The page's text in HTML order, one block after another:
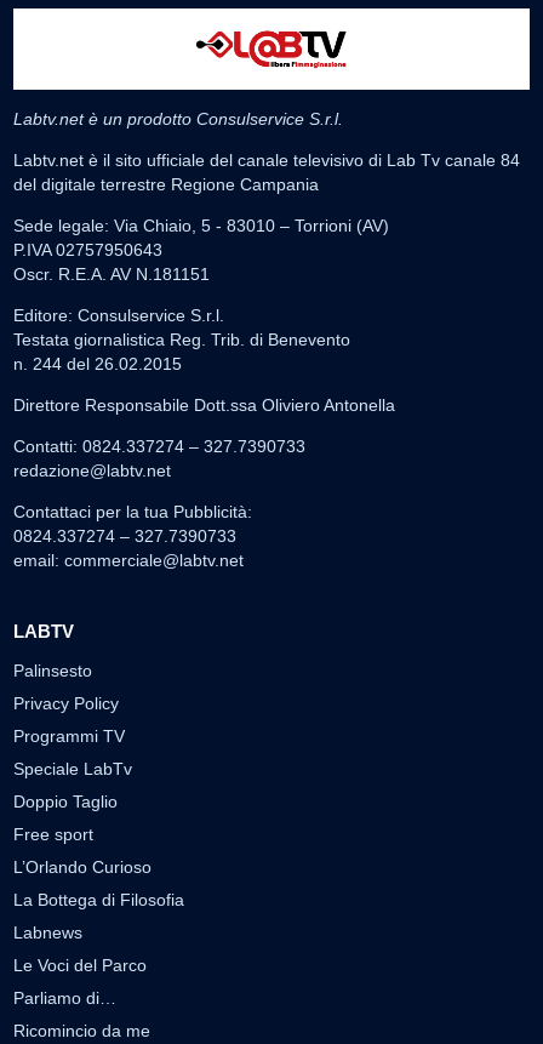
Labtv.net è un prodotto Consulservice S.r.l.
Labtv.net è il sito ufficiale del canale televisivo di Lab Tv canale 84
del digitale terrestre Regione Campania
Sede legale: Via Chiaio, 5 - 83010 – Torrioni (AV)
P.IVA 02757950643
Oscr. R.E.A. AV N.181151
Editore: Consulservice S.r.l.
Testata giornalistica Reg. Trib. di Benevento
n. 244 del 26.02.2015
Direttore Responsabile Dott.ssa Oliviero Antonella
Contatti: 0824.337274 – 327.7390733
redazione@labtv.net
Contattaci per la tua Pubblicità:
0824.337274 – 327.7390733
email: commerciale@labtv.net
LABTV
Palinsesto
Privacy Policy
Programmi TV
Speciale LabTv
Doppio Taglio
Free sport
L’Orlando Curioso
La Bottega di Filosofia
Labnews
Le Voci del Parco
Parliamo di…
Ricomincio da me